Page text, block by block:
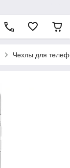
Чехлы для